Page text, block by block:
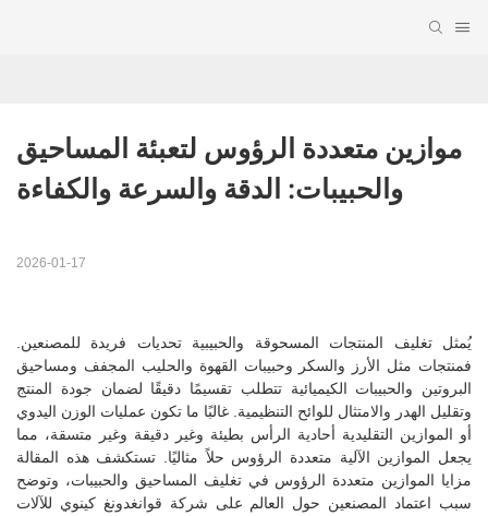
موازين متعددة الرؤوس لتعبئة المساحيق
والحبيبات: الدقة والسرعة والكفاءة
2026-01-17
يُمثل تغليف المنتجات المسحوقة والحبيبية تحديات فريدة للمصنعين.
فمنتجات مثل الأرز والسكر وحبيبات القهوة والحليب المجفف ومساحيق
البروتين والحبيبات الكيميائية تتطلب تقسيمًا دقيقًا لضمان جودة المنتج
وتقليل الهدر والامتثال للوائح التنظيمية. غالبًا ما تكون عمليات الوزن اليدوي
أو الموازين التقليدية أحادية الرأس بطيئة وغير دقيقة وغير متسقة، مما
يجعل الموازين الآلية متعددة الرؤوس حلاً مثاليًا. تستكشف هذه المقالة
مزايا الموازين متعددة الرؤوس في تغليف المساحيق والحبيبات، وتوضح
سبب اعتماد المصنعين حول العالم على شركة قوانغدونغ كينوي للآلات